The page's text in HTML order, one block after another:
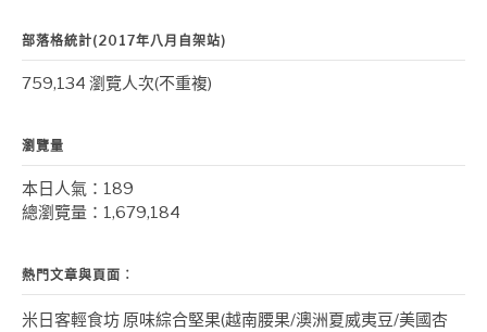
部落格統計(2017年八月自架站)
759,134 瀏覽人次(不重複)
瀏覽量
本日人氣：189
總瀏覽量：1,679,184
熱門文章與頁面︰
米日客輕食坊 原味綜合堅果(越南腰果/澳洲夏威夷豆/美國杏